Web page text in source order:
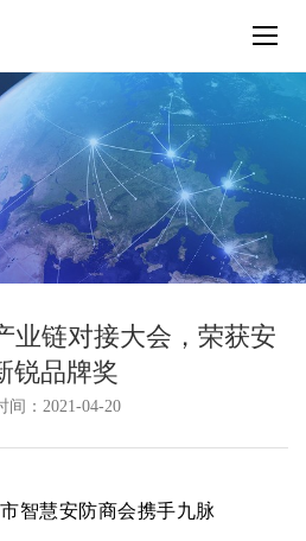
业链对接大会，荣获安
锐品牌奖
间：2021-04-20
智慧安防商会携手九脉